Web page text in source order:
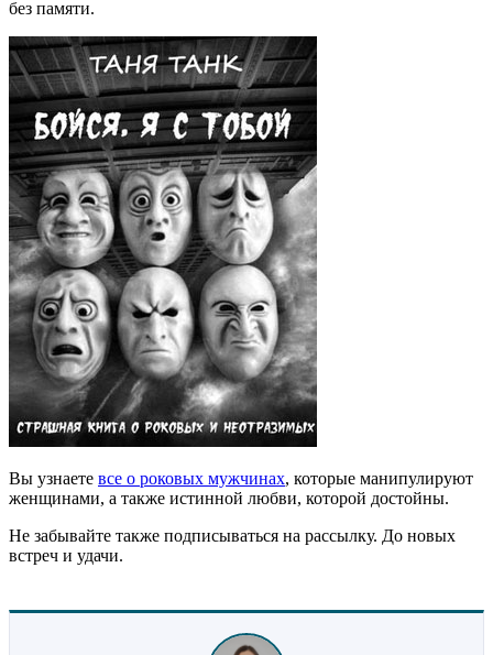
без памяти.
Вы узнаете все о роковых мужчинах, которые манипулируют
женщинами, а также истинной любви, которой достойны.
Не забывайте также подписываться на рассылку. До новых
встреч и удачи.